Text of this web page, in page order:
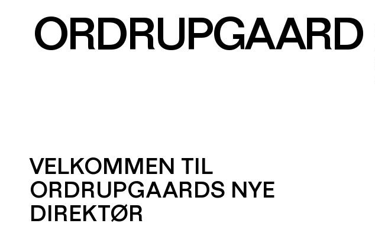
ORDRUPGAARD
VELKOMMEN TIL
ORDRUPGAARDS NYE
DIREKTØR